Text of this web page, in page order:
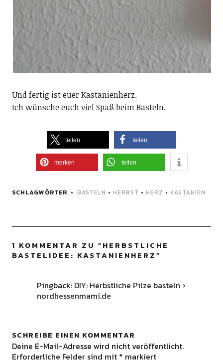
Und fertig ist euer Kastanienherz.
Ich wünsche euch viel Spaß beim Basteln.
teilen teilen
merken teilen
SCHLAGWÖRTER BASTELN • HERBST • HERZ • KASTANIEN
1 KOMMENTAR ZU “HERBSTLICHE
BASTELIDEE: KASTANIENHERZ”
Pingback: DIY: Herbstliche Pilze basteln ›
nordhessenmami.de
SCHREIBE EINEN KOMMENTAR
Deine E-Mail-Adresse wird nicht veröffentlicht.
Erforderliche Felder sind mit * markiert